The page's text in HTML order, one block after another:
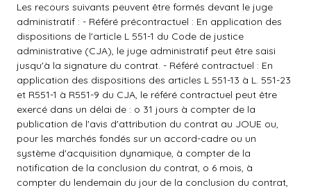
Les recours suivants peuvent être formés devant le juge
administratif : - Référé précontractuel : En application des
dispositions de l'article L 551-1 du Code de justice
administrative (CJA), le juge administratif peut être saisi
jusqu'à la signature du contrat. - Référé contractuel : En
application des dispositions des articles L 551-13 à L. 551-23
et R551-1 à R551-9 du CJA, le référé contractuel peut être
exercé dans un délai de : o 31 jours à compter de la
publication de l'avis d'attribution du contrat au JOUE ou,
pour les marchés fondés sur un accord-cadre ou un
système d'acquisition dynamique, à compter de la
notification de la conclusion du contrat, o 6 mois, à
compter du lendemain du jour de la conclusion du contrat,